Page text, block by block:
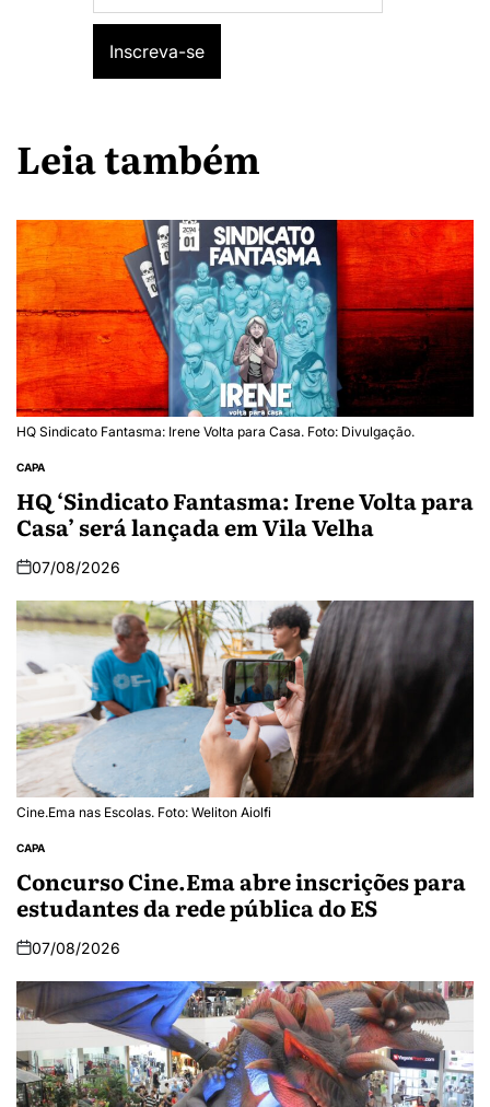
Leia também
HQ Sindicato Fantasma: Irene Volta para Casa. Foto: Divulgação.
CAPA
HQ ‘Sindicato Fantasma: Irene Volta para
Casa’ será lançada em Vila Velha
07/08/2026
Cine.Ema nas Escolas. Foto: Weliton Aiolfi
CAPA
Concurso Cine.Ema abre inscrições para
estudantes da rede pública do ES
07/08/2026